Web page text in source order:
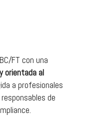
FT con una
orientada al
a profesionales
de